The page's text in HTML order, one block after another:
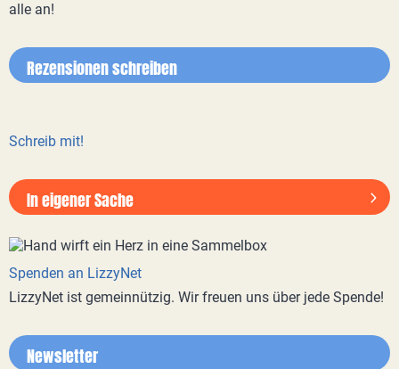
alle an!
Rezensionen schreiben
Schreib mit!
In eigener Sache
Spenden an LizzyNet
LizzyNet ist gemeinnützig. Wir freuen uns über jede Spende!
Newsletter